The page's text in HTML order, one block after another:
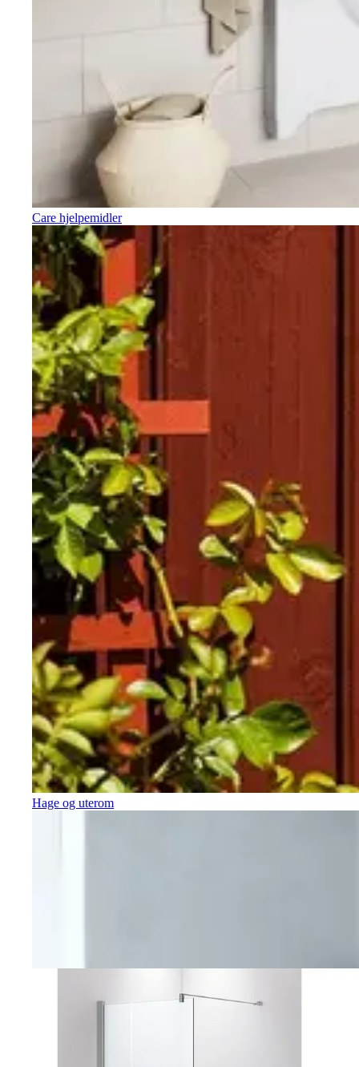
Care hjelpemidler
Hage og uterom